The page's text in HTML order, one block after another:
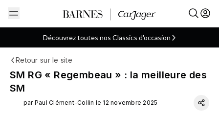
Découvrez toutes nos Classics d'occasion
ARTICLE Citroën
Retour sur le site
SM RG « Regembeau » : la meilleure des
SM
par Paul Clément-Collin le 12 novembre 2025